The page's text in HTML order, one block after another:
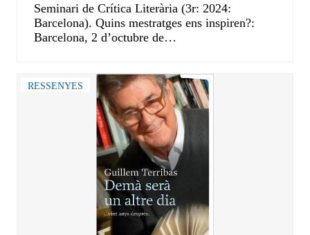
Seminari de Crítica Literària (3r: 2024:
Barcelona). Quins mestratges ens inspiren?:
Barcelona, 2 d’octubre de…
RESSENYES